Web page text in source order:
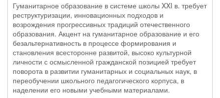
Гуманитарное образование в системе школы XXI в. требует
реструктуризации, инновационных подходов и
возрождения прогрессивных традиций отечественного
образования. Акцент на гуманитарное образование и его
безальтернативность в процессе формирования и
становления всесторонне развитой, высоко культурной
личности с осмысленной гражданской позицией требует
поворота в развитии гуманитарных и социальных наук, в
переобучении школьного педагогического корпуса, в
наделении его новыми учебными материалами.